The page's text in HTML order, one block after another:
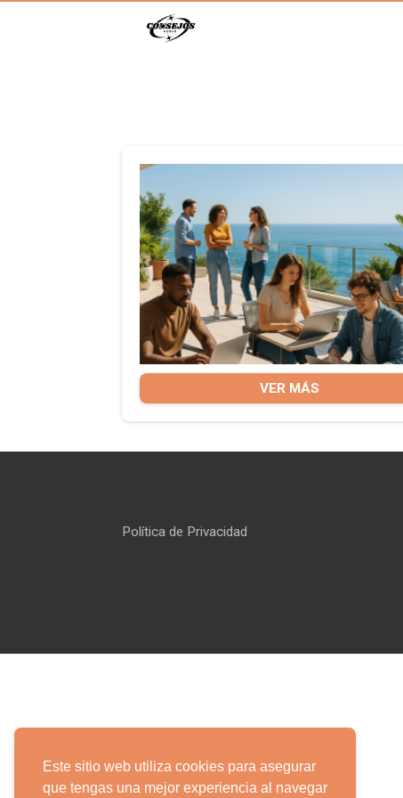
VER MÁS
Política de Privacidad
Este sitio web utiliza cookies para asegurar
que tengas una mejor experiencia al navegar